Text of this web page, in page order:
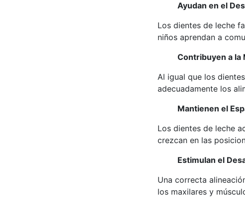
Ayudan en el
Los dientes de leche
niños aprendan a
Contribuyen a la
Al igual que los
adecuadamente los
Mantienen el
Los dientes de leche
crezcan en las
Estimulan el
Una correcta
los maxilares y